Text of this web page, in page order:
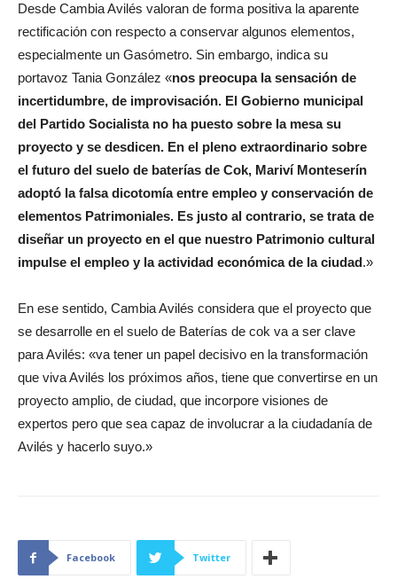
Desde Cambia Avilés valoran de forma positiva la aparente
rectificación con respecto a conservar algunos elementos,
especialmente un Gasómetro. Sin embargo, indica su
portavoz Tania González «nos preocupa la sensación de
incertidumbre, de improvisación. El Gobierno municipal
del Partido Socialista no ha puesto sobre la mesa su
proyecto y se desdicen. En el pleno extraordinario sobre
el futuro del suelo de baterías de Cok, Mariví Monteserín
adoptó la falsa dicotomía entre empleo y conservación de
elementos Patrimoniales. Es justo al contrario, se trata de
diseñar un proyecto en el que nuestro Patrimonio cultural
impulse el empleo y la actividad económica de la ciudad.»
En ese sentido, Cambia Avilés considera que el proyecto que
se desarrolle en el suelo de Baterías de cok va a ser clave
para Avilés: «va tener un papel decisivo en la transformación
que viva Avilés los próximos años, tiene que convertirse en un
proyecto amplio, de ciudad, que incorpore visiones de
expertos pero que sea capaz de involucrar a la ciudadanía de
Avilés y hacerlo suyo.»
Facebook Twitter